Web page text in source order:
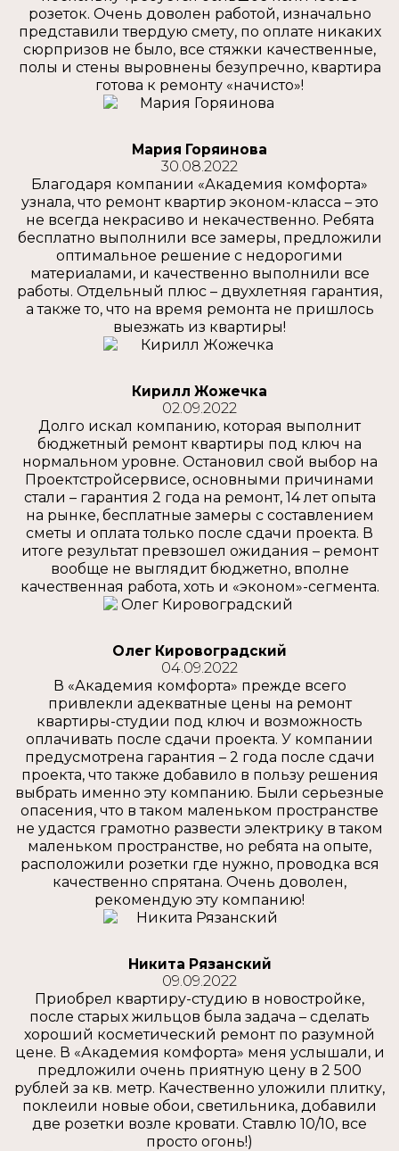
розеток. Очень доволен работой, изначально
представили твердую смету, по оплате никаких
сюрпризов не было, все стяжки качественные,
полы и стены выровнены безупречно, квартира
готова к ремонту «начисто»!
Мария Горяинова
30.08.2022
Благодаря компании «Академия комфорта»
узнала, что ремонт квартир эконом-класса – это
не всегда некрасиво и некачественно. Ребята
бесплатно выполнили все замеры, предложили
оптимальное решение с недорогими
материалами, и качественно выполнили все
работы. Отдельный плюс – двухлетняя гарантия,
а также то, что на время ремонта не пришлось
выезжать из квартиры!
Кирилл Жожечка
02.09.2022
Долго искал компанию, которая выполнит
бюджетный ремонт квартиры под ключ на
нормальном уровне. Остановил свой выбор на
Проектстройсервисе, основными причинами
стали – гарантия 2 года на ремонт, 14 лет опыта
на рынке, бесплатные замеры с составлением
сметы и оплата только после сдачи проекта. В
итоге результат превзошел ожидания – ремонт
вообще не выглядит бюджетно, вполне
качественная работа, хоть и «эконом»-сегмента.
Олег Кировоградский
04.09.2022
В «Академия комфорта» прежде всего
привлекли адекватные цены на ремонт
квартиры-студии под ключ и возможность
оплачивать после сдачи проекта. У компании
предусмотрена гарантия – 2 года после сдачи
проекта, что также добавило в пользу решения
выбрать именно эту компанию. Были серьезные
опасения, что в таком маленьком пространстве
не удастся грамотно развести электрику в таком
маленьком пространстве, но ребята на опыте,
расположили розетки где нужно, проводка вся
качественно спрятана. Очень доволен,
рекомендую эту компанию!
Никита Рязанский
09.09.2022
Приобрел квартиру-студию в новостройке,
после старых жильцов была задача – сделать
хороший косметический ремонт по разумной
цене. В «Академия комфорта» меня услышали, и
предложили очень приятную цену в 2 500
рублей за кв. метр. Качественно уложили плитку,
поклеили новые обои, светильника, добавили
две розетки возле кровати. Ставлю 10/10, все
просто огонь!)